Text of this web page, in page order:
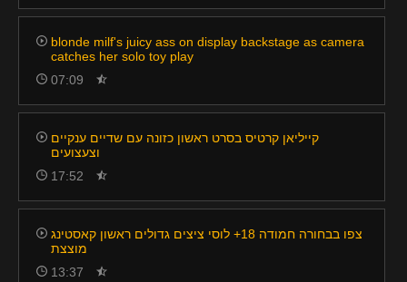
blonde milf's juicy ass on display backstage as camera
catches her solo toy play
07:09
קייליאן קרטיס בסרט ראשון כזונה עם שדיים ענקיים
וצעצועים
17:52
צפו בבחורה חמודה 18+ לוסי ציצים גדולים ראשון קאסטינג
מוצצת
13:37